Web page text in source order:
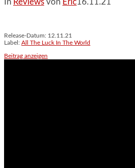
Release-Datum: 12.11.21
Label: All The Luck In The World
Beitrag anzeigen